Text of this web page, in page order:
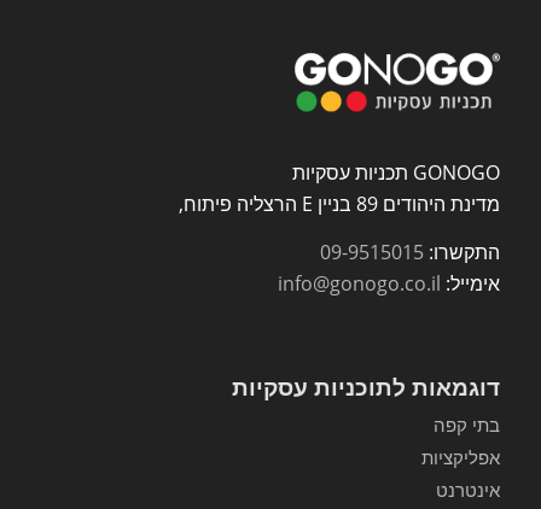
GONOGO תכניות עסקיות
מדינת היהודים 89 בניין E הרצליה פיתוח,
התקשרו: 09-9515015
אימייל: info@gonogo.co.il
דוגמאות לתוכניות עסקיות
בתי קפה
אפליקציות
אינטרנט